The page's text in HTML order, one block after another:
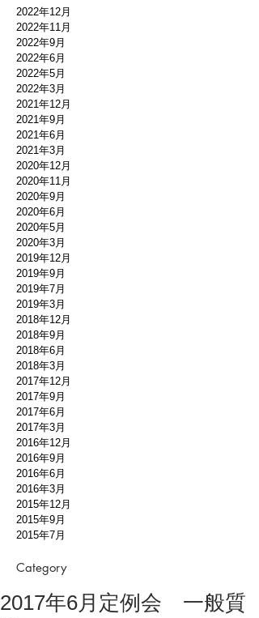
2022年12月
2022年11月
2022年9月
2022年6月
2022年5月
2022年3月
2021年12月
2021年9月
2021年6月
2021年3月
2020年12月
2020年11月
2020年9月
2020年6月
2020年5月
2020年3月
2019年12月
2019年9月
2019年7月
2019年3月
2018年12月
2018年9月
2018年6月
2018年3月
2017年12月
2017年9月
2017年6月
2017年3月
2016年12月
2016年9月
2016年6月
2016年3月
2015年12月
2015年9月
2015年7月
Category
2017年6月定例会 一般質